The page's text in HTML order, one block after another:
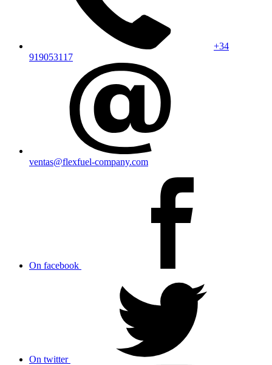
+34
919053117
ventas@flexfuel-company.com
On facebook
On twitter